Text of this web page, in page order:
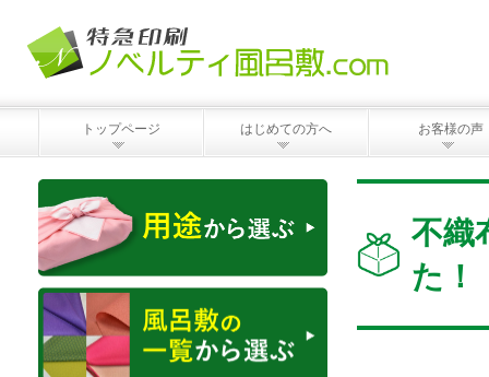
トップページ はじめての方へ お客様の声
不織
た！